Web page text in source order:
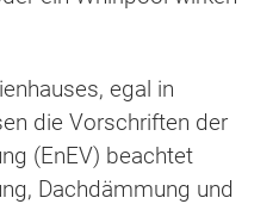
egal in
die Vorschriften der
(EnEV) beachtet
Dachdämmung und